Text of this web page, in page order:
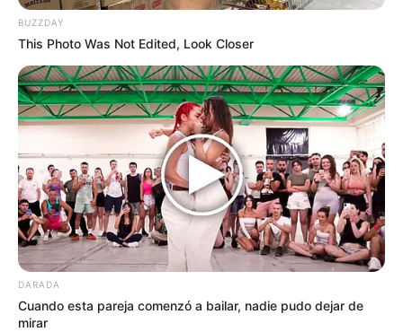
A plena luz del día, el tramo vial del perímetro
urbano se convirtió en el epicentro de un
despliegue operativo masivo tras un choque
fuera de lo común: una motocicleta terminó
completamente vertical, clavada de cabeza
contra la parte trasera de un automóvil Toyota
Corolla azul, dejando una mancha oscura sobre
el pavimento que encendió todas las alarmas
civiles.
BUZZDAY
This Photo Was Not Edited, Look Closer
DARADA
Cuando esta pareja comenzó a bailar, nadie pudo dejar de
mirar